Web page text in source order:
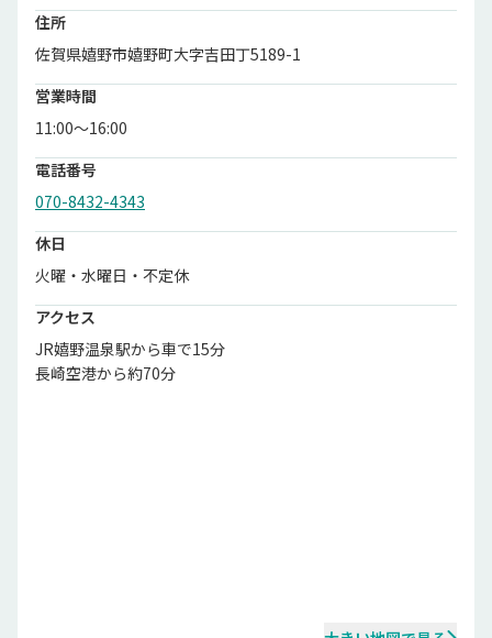
住所
佐賀県嬉野市嬉野町大字吉田丁5189-1
営業時間
11:00～16:00
電話番号
070-8432-4343
休日
火曜・水曜日・不定休
アクセス
JR嬉野温泉駅から車で15分
長崎空港から約70分